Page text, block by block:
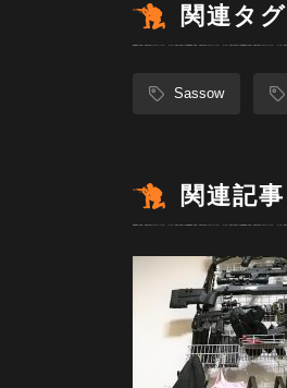
関連タグ
Sassow
関連記事